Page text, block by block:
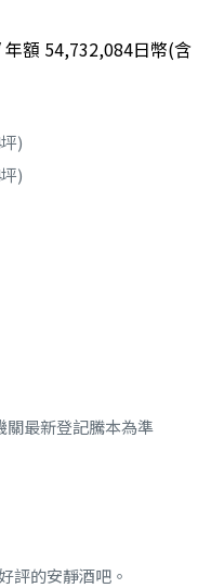
額 54,732,084日幣(含
)
)
最新登記騰本為準
評的安靜酒吧。